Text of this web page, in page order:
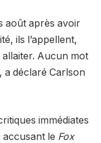
août après avoir
ils l’appellent,
Aucun mot
a déclaré Carlson
immédiates
le Fox